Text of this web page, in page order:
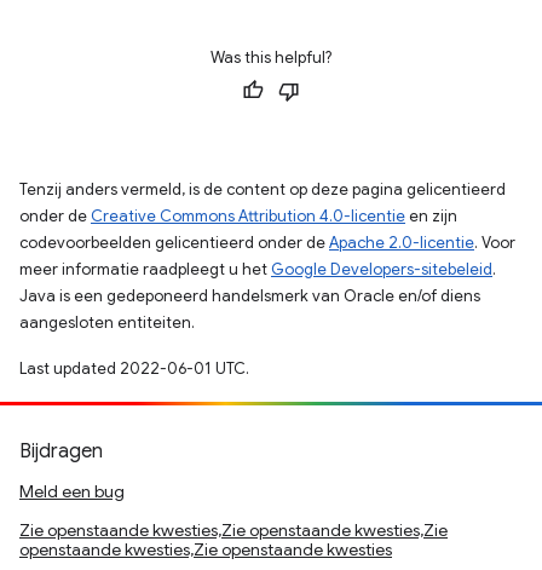
Was this helpful?
Tenzij anders vermeld, is de content op deze pagina gelicentieerd
onder de Creative Commons Attribution 4.0-licentieen zijn
codevoorbeelden gelicentieerd onder deApache 2.0-licentie. Voor
meer informatie raadpleegt u het Google Developers-sitebeleid.
Java is een gedeponeerd handelsmerk van Oracle en/of diens
aangesloten entiteiten.
Last updated 2022-06-01 UTC.
Bijdragen
Meld een bug
Zie openstaande kwesties,Zie openstaande kwesties,Zie
openstaande kwesties,Zie openstaande kwesties